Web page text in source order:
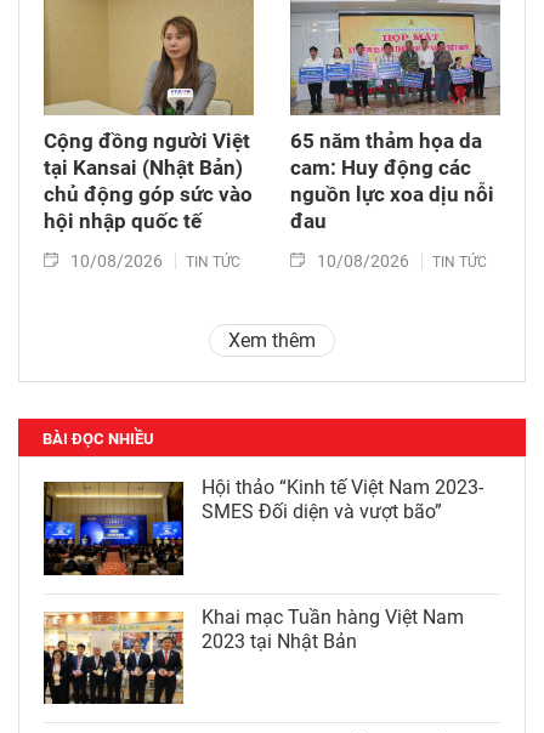
Cộng đồng người Việt
tại Kansai (Nhật Bản)
chủ động góp sức vào
hội nhập quốc tế
10/08/2026 TIN TỨC
65 năm thảm họa da
cam: Huy động các
nguồn lực xoa dịu nỗi
đau
10/08/2026 TIN TỨC
Xem thêm
BÀI ĐỌC NHIỀU
Hội thảo “Kinh tế Việt Nam 2023-
SMES Đối diện và vượt bão”
Khai mạc Tuần hàng Việt Nam
2023 tại Nhật Bản